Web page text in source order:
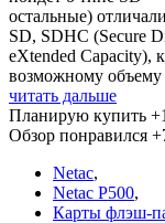
остальные)
SD, SDHC (Secure
eXtended Capacity),
возможному
читать дальше
Планирую купить
Обзор понравился
Netac,
Netac P500,
Карты флэш-